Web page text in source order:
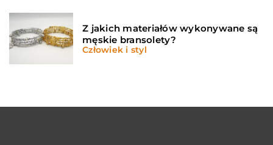
Z jakich materiałów wykonywane są
męskie bransolety?
Człowiek i styl